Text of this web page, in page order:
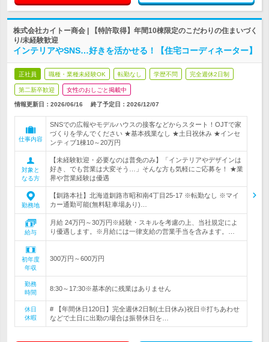
株式会社カイトー商会 | 【特許取得】年間10棟限定のこだわりの住まいづく
り/未経験歓迎
インテリアやSNS…好きを活かせる！【住宅コーディネーター】
正社員 職種・業種未経験OK 転勤なし 学歴不問 完全週休2日制
第二新卒歓迎 女性のおしごと掲載中
情報更新日：2026/06/16 終了予定日： 2026/12/07
仕事内容
SNSでの広報やモデルハウスの接客などからスタート！OJTで家
づくりを学んでください ★基本残業なし ★土日祝休み ★インセ
ンティブ1棟10～20万円
対象と
なる方
【未経験歓迎・必要なのは普免のみ】「インテリアやデザインは
好き、でも営業は大変そう…」そんな方も気軽にご応募を！ ★業
界や営業経験は優遇
勤務地
【釧路本社】北海道釧路市昭和南4丁目25-17 ※転勤なし ※マイ
カー通勤可能(無料駐車場あり)…
給与
月給 24万円～30万円※経験・スキルを考慮の上、当社規定によ
り優遇します。※月給には一律支給の営業手当を含みます。…
初年度
年収
300万円～600万円
勤務
時間
8:30～17:30※基本的に残業はありません
休日
休暇
# 【年間休日120日】完全週休2日制(土日休み)祝日※打ちあわせ
などで土日に出勤の場合は振替休日を…